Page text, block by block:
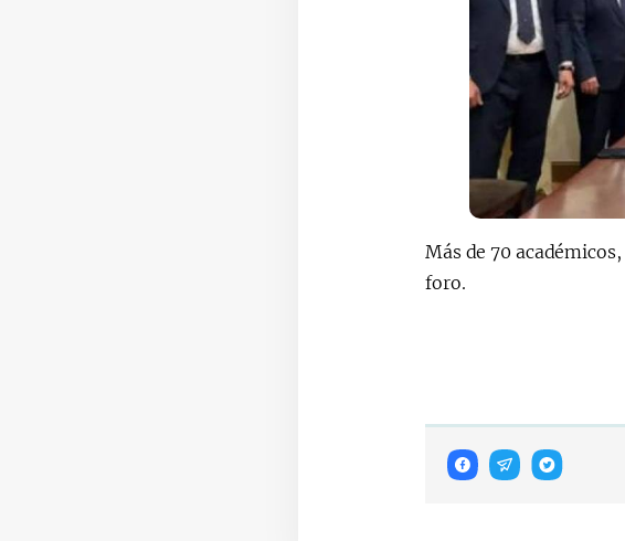
Más de 70
foro.